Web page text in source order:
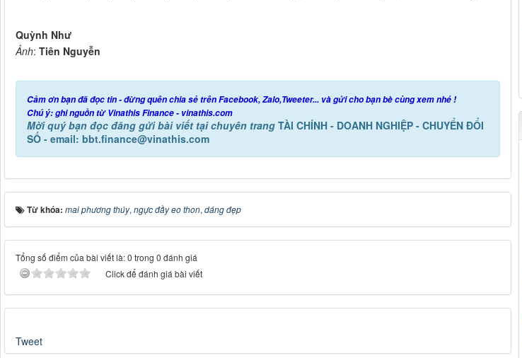
Quỳnh Như
Ảnh: Tiên Nguyễn
Cảm ơn bạn đã đọc tin - đừng quên chia sẻ trên Facebook, Zalo,Tweeter... và gửi cho bạn bè cùng xem nhé !
Chú ý: ghi nguồn từ Vinathis Finance - vinathis.com
Mời quý bạn đọc đăng gửi bài viết tại chuyên trang TÀI CHÍNH - DOANH NGHIỆP - CHUYỂN ĐỔI
SỐ - email: bbt.finance@vinathis.com
Từ khóa: mai phương thúy,ngực đầy eo thon,dáng đẹp
Tổng số điểm của bài viết là: 0 trong 0 đánh giá
Click để đánh giá bài viết
Tweet